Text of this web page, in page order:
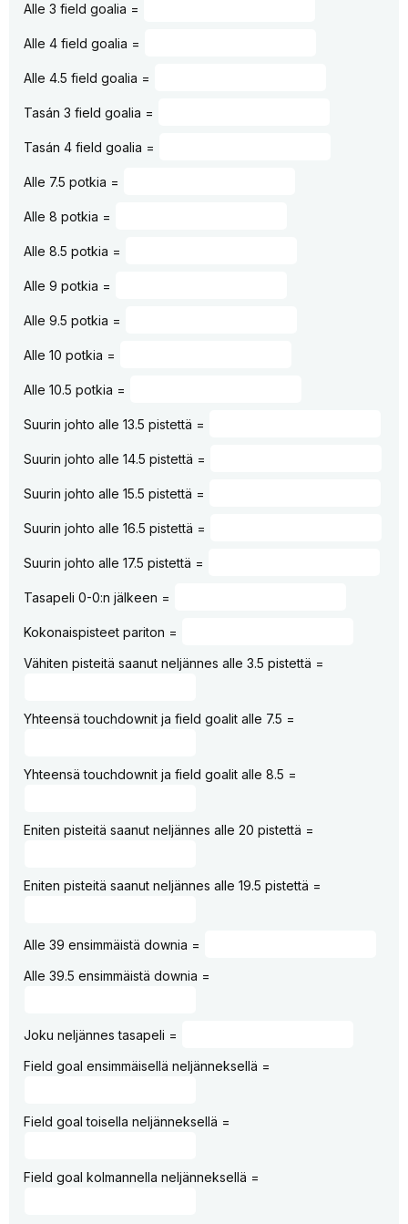
Alle 3 field goalia =
Alle 4 field goalia =
Alle 4.5 field goalia =
Tasán 3 field goalia =
Tasán 4 field goalia =
Alle 7.5 potkia =
Alle 8 potkia =
Alle 8.5 potkia =
Alle 9 potkia =
Alle 9.5 potkia =
Alle 10 potkia =
Alle 10.5 potkia =
Suurin johto alle 13.5 pistettä =
Suurin johto alle 14.5 pistettä =
Suurin johto alle 15.5 pistettä =
Suurin johto alle 16.5 pistettä =
Suurin johto alle 17.5 pistettä =
Tasapeli 0-0:n jälkeen =
Kokonaispisteet pariton =
Vähiten pisteitä saanut neljännes alle 3.5 pistettä =
Yhteensä touchdownit ja field goalit alle 7.5 =
Yhteensä touchdownit ja field goalit alle 8.5 =
Eniten pisteitä saanut neljännes alle 20 pistettä =
Eniten pisteitä saanut neljännes alle 19.5 pistettä =
Alle 39 ensimmäistä downia =
Alle 39.5 ensimmäistä downia =
Joku neljännes tasapeli =
Field goal ensimmäisellä neljänneksellä =
Field goal toisella neljänneksellä =
Field goal kolmannella neljänneksellä =